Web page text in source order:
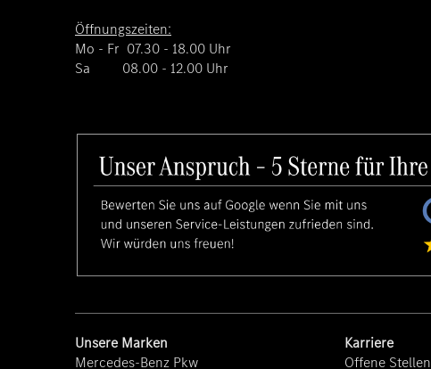
Öffnungszeiten:
Mo - Fr 07.30 - 18.00 Uhr
Sa 08.00 - 12.00 Uhr
Unsere Marken
Mercedes-Benz Pkw
Karriere
Offene Stellen